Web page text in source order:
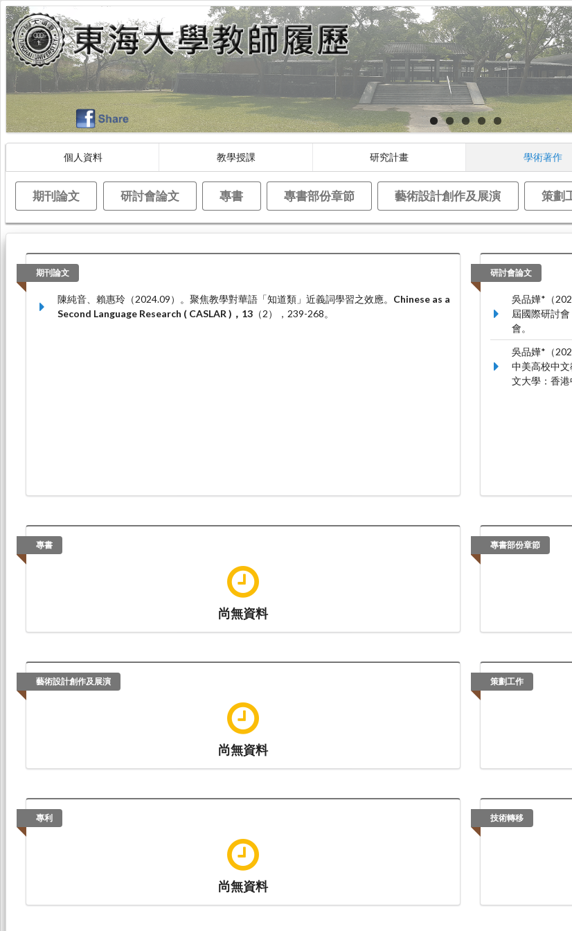
個人資料 教學授課 研究計畫 學術著作
期刊論文 研討會論文 專書 專書部份章節 藝術設計創作及展演 策劃
期刊論文
陳純音、賴惠玲（2024.09）。聚焦教學對華語「知道類」近義詞學習之效應。 Chinese as a
Second Language Research ( CASLAR )，13 （2），239-268。
研討會論文
吳品嬅*（
屆國際研討
會。
吳品嬅*（
中美高校中
文大學：香港
專書
尚無資料
專書部份章節
藝術設計創作及展演
尚無資料
策劃工作
專利
尚無資料
技術轉移